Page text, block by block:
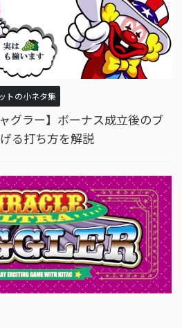
トの小ネタ集
グラー】ボーナス成立後のブ
る打ち方を解説